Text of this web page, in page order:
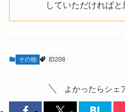
していただければと
その他 ID208
よかったらシェ